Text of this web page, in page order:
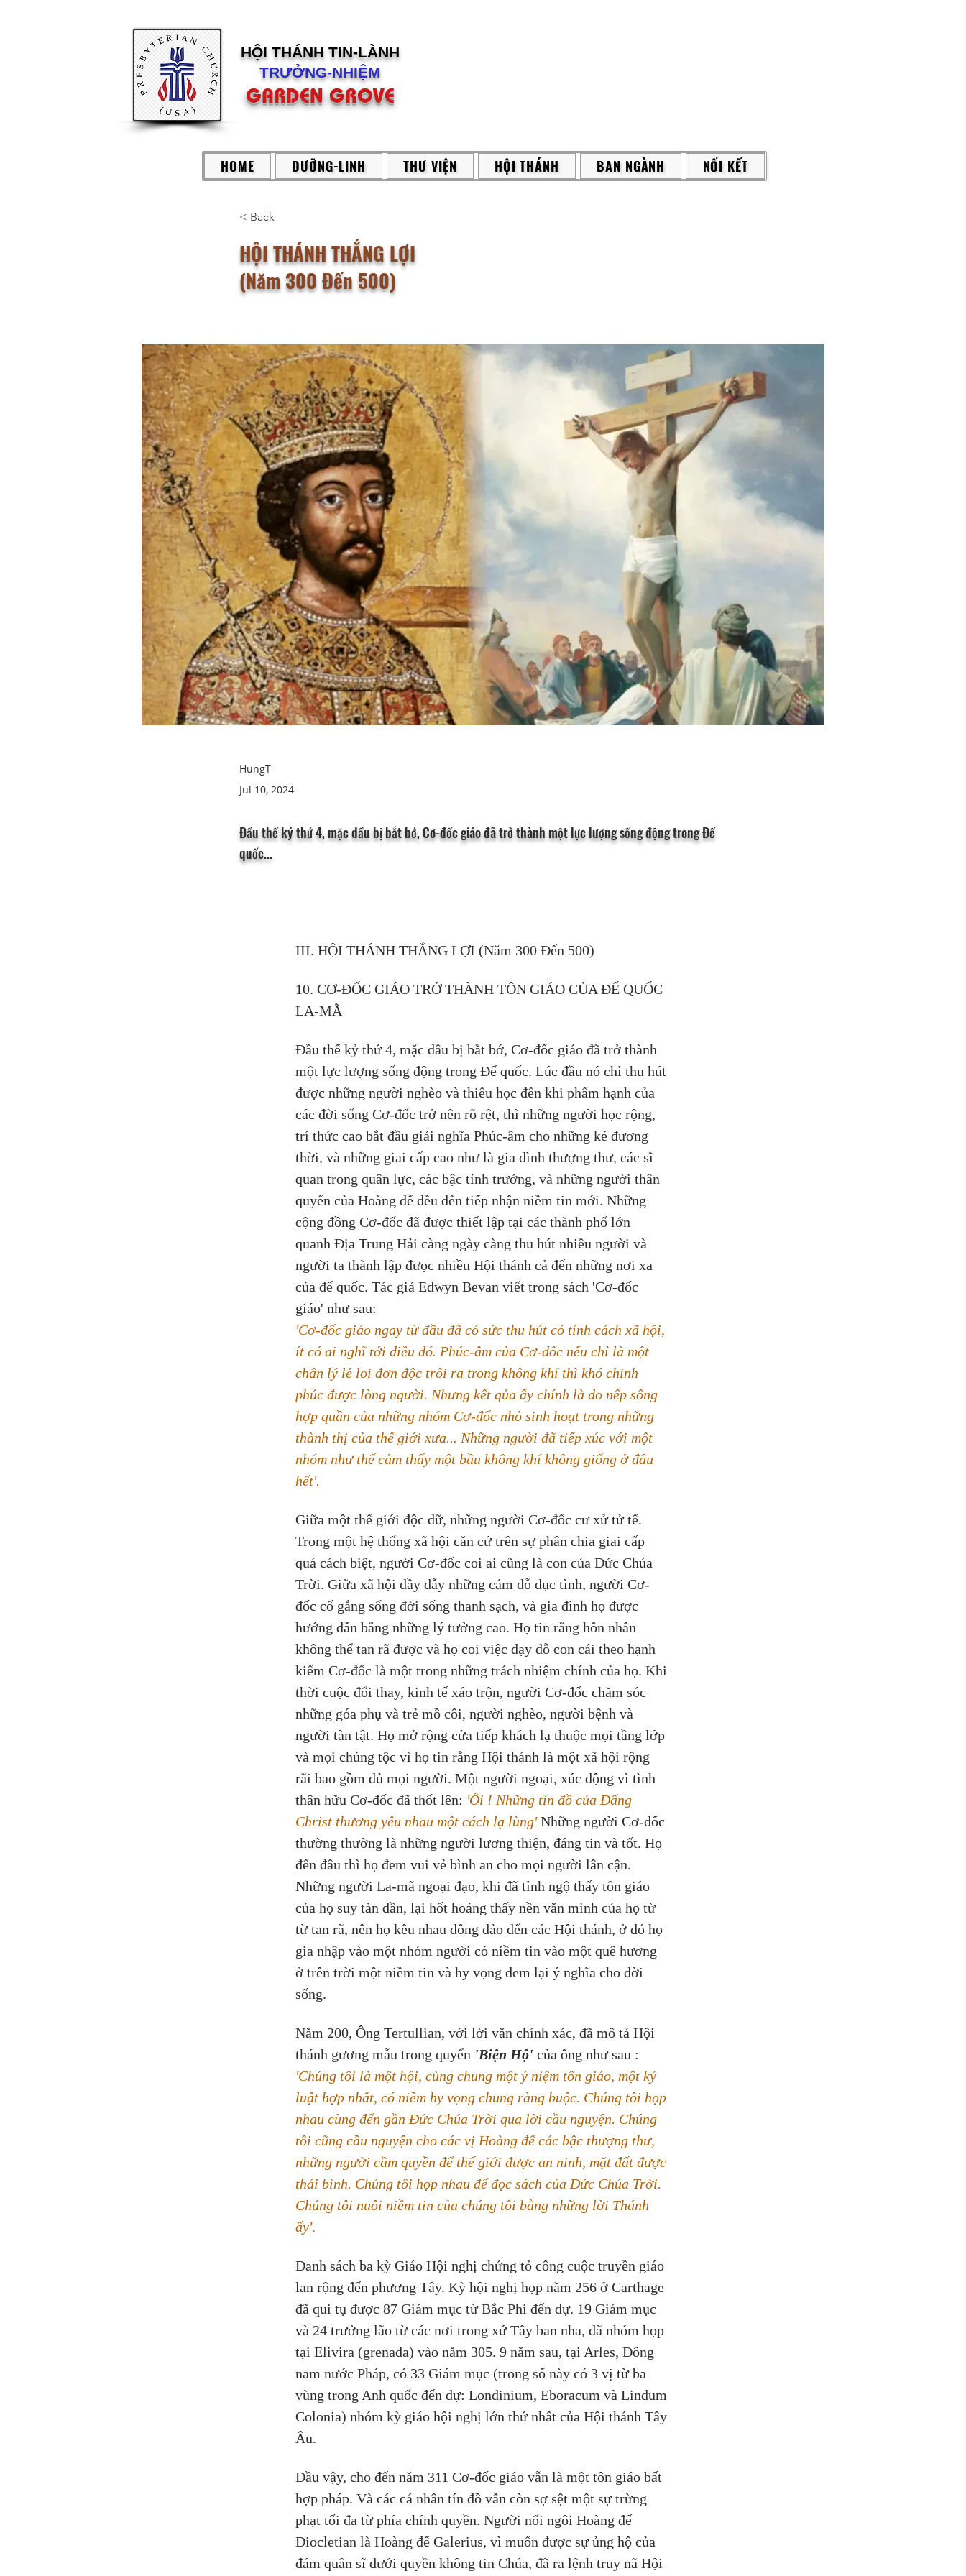
HỘI THÁNH TIN-LÀNH
TRƯỞNG-NHIỆM
GARDEN GROVE
HOME DƯỠNG-LINH THƯ VIỆN HỘI THÁNH BAN NGÀNH NỐI KẾT
< Back
HỘI THÁNH THẮNG LỢI
(Năm 300 Đến 500)
HungT
Jul 10, 2024
Đầu thế kỷ thứ 4, mặc dầu bị bắt bớ, Cơ-đốc giáo đã trở thành một lực lượng sống động trong Đế
quốc...
III. HỘI THÁNH THẮNG LỢI (Năm 300 Đến 500)
10. CƠ-ĐỐC GIÁO TRỞ THÀNH TÔN GIÁO CỦA ĐẾ QUỐC
LA-MÃ
Đầu thế kỷ thứ 4, mặc dầu bị bắt bớ, Cơ-đốc giáo đã trở thành
một lực lượng sống động trong Đế quốc. Lúc đầu nó chỉ thu hút
được những người nghèo và thiếu học đến khi phẩm hạnh của
các đời sống Cơ-đốc trở nên rõ rệt, thì những người học rộng,
trí thức cao bắt đầu giải nghĩa Phúc-âm cho những kẻ đương
thời, và những giai cấp cao như là gia đình thượng thư, các sĩ
quan trong quân lực, các bậc tỉnh trưởng, và những người thân
quyến của Hoàng đế đều đến tiếp nhận niềm tin mới. Những
cộng đồng Cơ-đốc đã được thiết lập tại các thành phố lớn
quanh Địa Trung Hải càng ngày càng thu hút nhiều người và
người ta thành lập đưọc nhiều Hội thánh cả đến những nơi xa
của đế quốc. Tác giả Edwyn Bevan viết trong sách 'Cơ-đốc
giáo' như sau:
'Cơ-đốc giáo ngay từ đầu đã có sức thu hút có tính cách xã hội,
ít có ai nghĩ tới điều đó. Phúc-âm của Cơ-đốc nếu chỉ là một
chân lý lẻ loi đơn độc trôi ra trong không khí thì khó chinh
phúc được lòng người. Nhưng kết qủa ấy chính là do nếp sống
hợp quần của những nhóm Cơ-đốc nhỏ sinh hoạt trong những
thành thị của thế giới xưa... Những người đã tiếp xúc với một
nhóm như thế cảm thấy một bầu không khí không giống ở đâu
hết'.
Giữa một thế giới độc dữ, những người Cơ-đốc cư xử tử tế.
Trong một hệ thống xã hội căn cứ trên sự phân chia giai cấp
quá cách biệt, người Cơ-đốc coi ai cũng là con của Đức Chúa
Trời. Giữa xã hội đầy dẫy những cám dỗ dục tình, người Cơ-
đốc cố gắng sống đời sống thanh sạch, và gia đình họ được
hướng dẫn bằng những lý tưởng cao. Họ tin rằng hôn nhân
không thể tan rã được và họ coi việc dạy dỗ con cái theo hạnh
kiểm Cơ-đốc là một trong những trách nhiệm chính của họ. Khi
thời cuộc đổi thay, kinh tế xáo trộn, người Cơ-đốc chăm sóc
những góa phụ và trẻ mồ côi, người nghèo, người bệnh và
người tàn tật. Họ mở rộng cửa tiếp khách lạ thuộc mọi tầng lớp
và mọi chủng tộc vì họ tin rằng Hội thánh là một xã hội rộng
rãi bao gồm đủ mọi người. Một người ngoại, xúc động vì tình
thân hữu Cơ-đốc đã thốt lên: 'Ôi ! Những tín đồ của Đấng
Christ thương yêu nhau một cách lạ lùng' Những người Cơ-đốc
thường thường là những người lương thiện, đáng tin và tốt. Họ
đến đâu thì họ đem vui vẻ bình an cho mọi người lân cận.
Những người La-mã ngoại đạo, khi đã tỉnh ngộ thấy tôn giáo
của họ suy tàn dần, lại hốt hoảng thấy nền văn minh của họ từ
từ tan rã, nên họ kêu nhau đông đảo đến các Hội thánh, ở đó họ
gia nhập vào một nhóm người có niềm tin vào một quê hương
ở trên trời một niềm tin và hy vọng đem lại ý nghĩa cho đời
sống.
Năm 200, Ông Tertullian, với lời văn chính xác, đã mô tả Hội
thánh gương mẫu trong quyển 'Biện Hộ' của ông như sau :
'Chúng tôi là một hội, cùng chung một ý niệm tôn giáo, một kỷ
luật hợp nhất, có niềm hy vọng chung ràng buộc. Chúng tôi họp
nhau cùng đến gần Đức Chúa Trời qua lời cầu nguyện. Chúng
tôi cũng cầu nguyện cho các vị Hoàng đế các bậc thượng thư,
những người cầm quyền để thế giới được an ninh, mặt đất được
thái bình. Chúng tôi họp nhau để đọc sách của Đức Chúa Trời.
Chúng tôi nuôi niềm tin của chúng tôi bằng những lời Thánh
ấy'.
Danh sách ba kỳ Giáo Hội nghị chứng tỏ công cuộc truyền giáo
lan rộng đến phương Tây. Kỳ hội nghị họp năm 256 ở Carthage
đã qui tụ được 87 Giám mục từ Bắc Phi đến dự. 19 Giám mục
và 24 trưởng lão từ các nơi trong xứ Tây ban nha, đã nhóm họp
tại Elivira (grenada) vào năm 305. 9 năm sau, tại Arles, Đông
nam nước Pháp, có 33 Giám mục (trong số này có 3 vị từ ba
vùng trong Anh quốc đến dự: Londinium, Eboracum và Lindum
Colonia) nhóm kỳ giáo hội nghị lớn thứ nhất của Hội thánh Tây
Âu.
Dầu vậy, cho đến năm 311 Cơ-đốc giáo vẫn là một tôn giáo bất
hợp pháp. Và các cá nhân tín đồ vẫn còn sợ sệt một sự trừng
phạt tối đa từ phía chính quyền. Người nối ngôi Hoàng đế
Diocletian là Hoàng đế Galerius, vì muốn được sự ủng hộ của
đám quân sĩ dưới quyền không tin Chúa, đã ra lệnh truy nã Hội